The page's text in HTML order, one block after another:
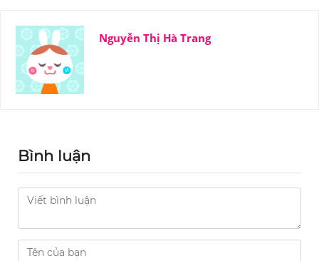
Nguyễn Thị Hà Trang
Bình luận